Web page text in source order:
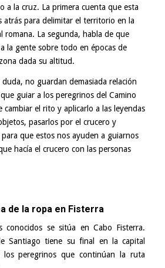
a la cruz. La primera cuenta que esta
atrás para delimitar el territorio en la
romana. La segunda, habla de que
la gente sobre todo en épocas de
dada su altitud.
no guardan demasiada relación
guiar a los peregrinos del Camino
cambiar el rito y aplicarlo a las leyendas
pasarlos por el crucero y
para que estos nos ayuden a guiarnos
hacía el crucero con las personas
de la ropa en Fisterra
conocidos se sitúa en Cabo Fisterra.
Santiago tiene su final en la capital
los peregrinos que continúan la ruta